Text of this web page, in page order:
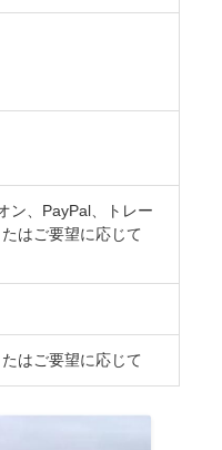
ン、PayPal、トレー
はご要望に応じて
はご要望に応じて